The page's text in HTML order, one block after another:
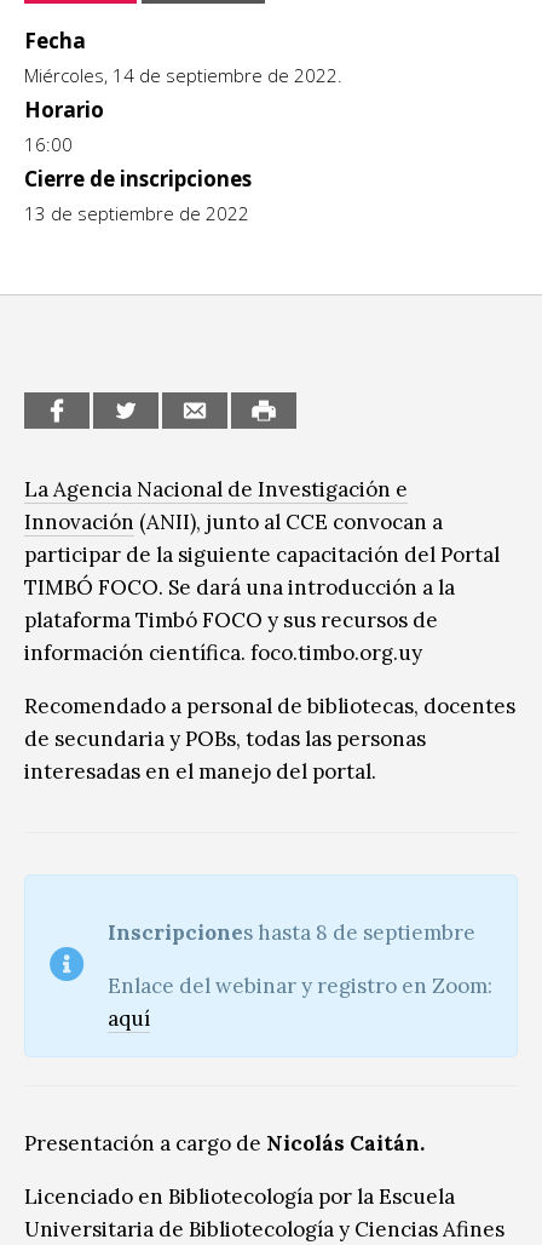
CCE en el interior/libros
Espacio itinerante de lectura infantil
Exposiciones
Formación
Género y Diversidad
Infantil y Juvenil
Sin categoría
Fecha
Miércoles, 14 de septiembre de 2022.
Horario
16:00
Cierre de inscripciones
13 de septiembre de 2022
La Agencia Nacional de Investigación e
Innovación (ANII), junto al CCE convocan a
participar de la siguiente capacitación del Portal
TIMBÓ FOCO. Se dará una introducción a la
plataforma Timbó FOCO y sus recursos de
información científica. foco.timbo.org.uy
Recomendado a personal de bibliotecas, docentes
de secundaria y POBs, todas las personas
interesadas en el manejo del portal.
Inscripciones hasta 8 de septiembre
Enlace del webinar y registro en Zoom:
aquí
Presentación a cargo de Nicolás Caitán.
Licenciado en Bibliotecología por la Escuela
Universitaria de Bibliotecología y Ciencias Afines